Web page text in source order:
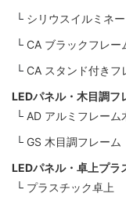
シリウスイルミネ
CA ブラックフレー
CA スタンド付きフ
LEDパネル・木目調フ
AD アルミフレーム
GS 木目調フレーム
LEDパネル・卓上プラ
プラスチック卓上